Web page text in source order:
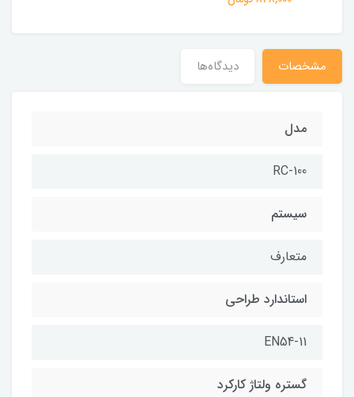
مشخصات دیدگاه‌ها
مدل
RC-100
سیستم
متعارف
استاندارد طراحی
EN54-11
گستره ولتاژ کارکرد